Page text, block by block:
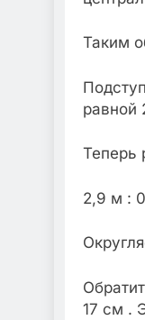
Таким
равной
Теперь
2,9 м :
17 см .